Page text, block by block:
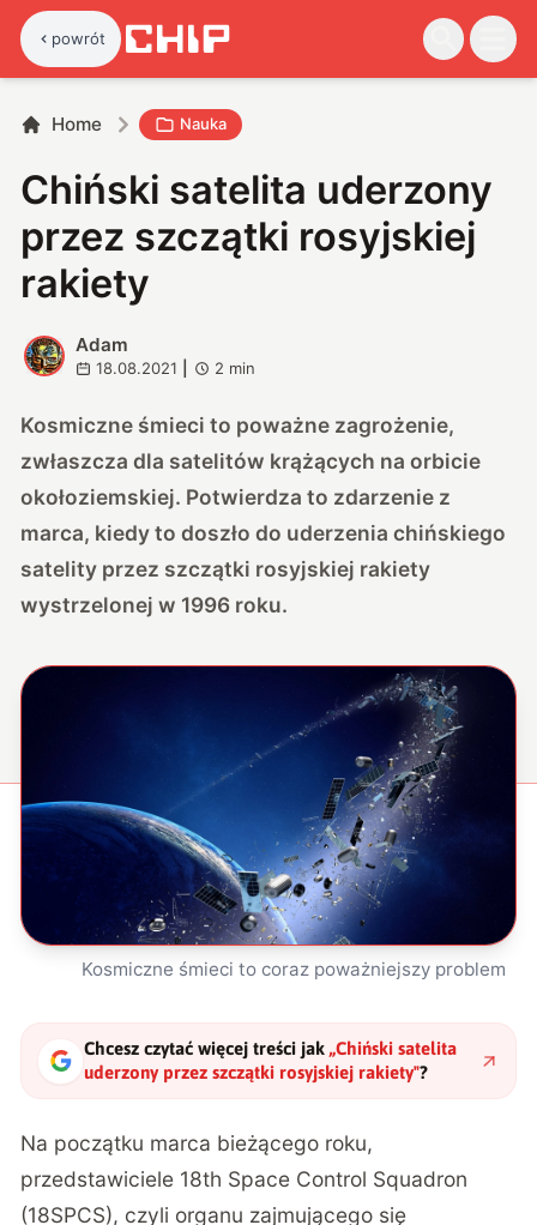
powrót
Home Nauka
Chiński satelita uderzony
przez szczątki rosyjskiej
rakiety
A
Adam
18.08.2021 2 min
Kosmiczne śmieci to poważne zagrożenie,
zwłaszcza dla satelitów krążących na orbicie
okołoziemskiej. Potwierdza to zdarzenie z
marca, kiedy to doszło do uderzenia chińskiego
satelity przez szczątki rosyjskiej rakiety
wystrzelonej w 1996 roku.
Kosmiczne śmieci to coraz poważniejszy problem
Chcesz czytać więcej treści jak „Chiński satelita
uderzony przez szczątki rosyjskiej rakiety"?
Na początku marca bieżącego roku,
przedstawiciele 18th Space Control Squadron
(18SPCS), czyli organu zajmującego się